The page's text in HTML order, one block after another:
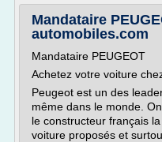
Mandataire
automobiles.com
Mandataire PEUGEOT
Achetez votre voiture
Peugeot est un des
même dans le monde.
le constructeur français
voiture proposés et